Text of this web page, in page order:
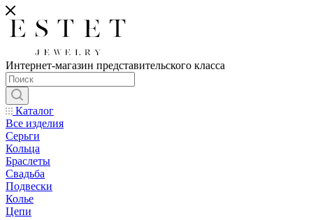
Интернет-магазин представительского класса
Каталог
Все изделия
Серьги
Кольца
Браслеты
Свадьба
Подвески
Колье
Цепи